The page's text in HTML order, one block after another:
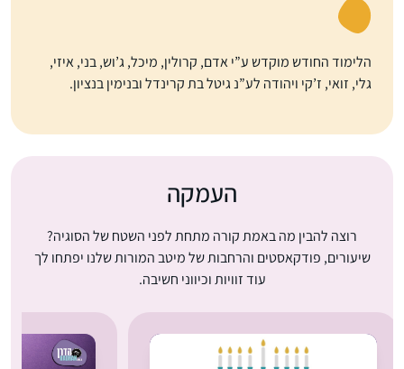
הלימוד החודש מוקדש ע”י אדם, קרולין, מיכל, ג’וש, בני, איזי,
גלי, זואי, ז’קי ויהודה לע”נ גיטל בת קרינדל ובנימין בנציון.
העמקה
רוצה להבין מה באמת קורה מתחת לפני השטח של הסוגיה?
שיעורים, פודקאסטים והרחבות של מיטב המורות שלנו יפתחו לך
עוד זוויות וכיווני חשיבה.